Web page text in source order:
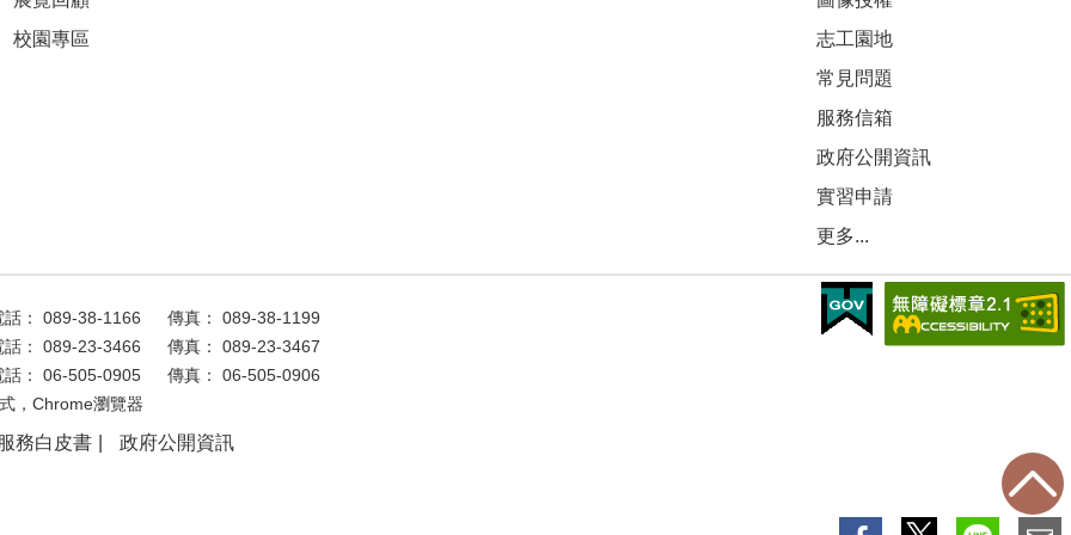
校園專區
志工園地
常見問題
服務信箱
政府公開資訊
實習申請
更多...
話： 089-38-1166
傳真： 089-38-1199
話： 089-23-3466
傳真： 089-23-3467
話： 06-505-0905
傳真： 06-505-0906
，Chrome瀏覽器
務白皮書 政府公開資訊